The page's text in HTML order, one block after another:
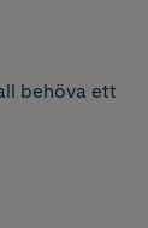
behöva ett